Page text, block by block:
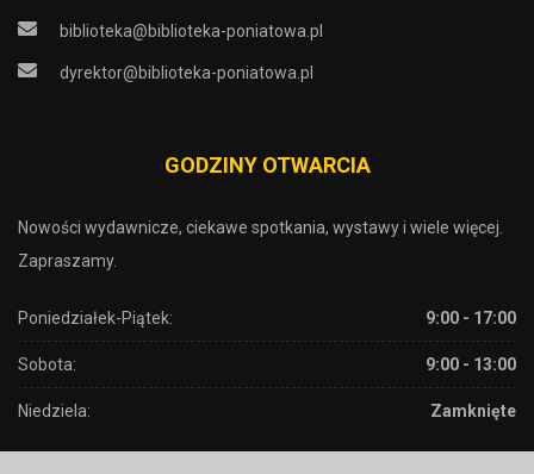
biblioteka@biblioteka-poniatowa.pl
dyrektor@biblioteka-poniatowa.pl
GODZINY OTWARCIA
Nowości wydawnicze, ciekawe spotkania, wystawy i wiele więcej.
Zapraszamy.
Poniedziałek-Piątek: 9:00 - 17:00
Sobota: 9:00 - 13:00
Niedziela: Zamknięte